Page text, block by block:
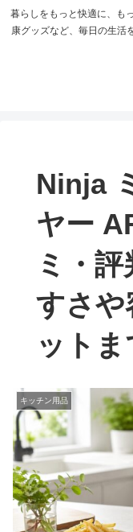
暮らしをもっと快適に、も
康グッズなど、毎日の生活
Ninja
ヤー
ミ・
すさや
ット
キッチン用品